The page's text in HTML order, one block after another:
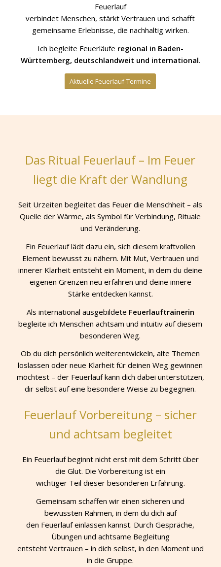
Feuerlauf
verbindet Menschen, stärkt Vertrauen und schafft
gemeinsame Erlebnisse, die nachhaltig wirken.
Ich begleite Feuerläufe regional in Baden-
Württemberg, deutschlandweit und international.
Aktuelle Feuerlauf-Termine
Das Ritual Feuerlauf – Im Feuer
liegt die Kraft der Wandlung
Seit Urzeiten begleitet das Feuer die Menschheit – als
Quelle der Wärme, als Symbol für Verbindung, Rituale
und Veränderung.
Ein Feuerlauf lädt dazu ein, sich diesem kraftvollen
Element bewusst zu nähern. Mit Mut, Vertrauen und
innerer Klarheit entsteht ein Moment, in dem du deine
eigenen Grenzen neu erfahren und deine innere
Stärke entdecken kannst.
Als international ausgebildete Feuerlauftrainerin
begleite ich Menschen achtsam und intuitiv auf diesem
besonderen Weg.
Ob du dich persönlich weiterentwickeln, alte Themen
loslassen oder neue Klarheit für deinen Weg gewinnen
möchtest – der Feuerlauf kann dich dabei unterstützen,
dir selbst auf eine besondere Weise zu begegnen.
Feuerlauf Vorbereitung – sicher
und achtsam begleitet
Ein Feuerlauf beginnt nicht erst mit dem Schritt über
die Glut. Die Vorbereitung ist ein
wichtiger Teil dieser besonderen Erfahrung.
Gemeinsam schaffen wir einen sicheren und
bewussten Rahmen, in dem du dich auf
den Feuerlauf einlassen kannst. Durch Gespräche,
Übungen und achtsame Begleitung
entsteht Vertrauen – in dich selbst, in den Moment und
in die Gruppe.